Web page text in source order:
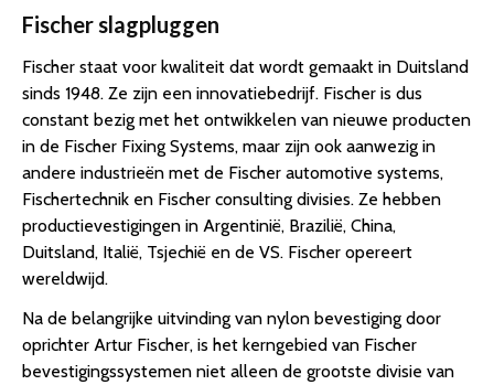
Fischer slagpluggen
Fischer staat voor kwaliteit dat wordt gemaakt in Duitsland
sinds 1948. Ze zijn een innovatiebedrijf. Fischer is dus
constant bezig met het ontwikkelen van nieuwe producten
in de Fischer Fixing Systems, maar zijn ook aanwezig in
andere industrieën met de Fischer automotive systems,
Fischertechnik en Fischer consulting divisies. Ze hebben
productievestigingen in Argentinië, Brazilië, China,
Duitsland, Italië, Tsjechië en de VS. Fischer opereert
wereldwijd.
Na de belangrijke uitvinding van nylon bevestiging door
oprichter Artur Fischer, is het kerngebied van Fischer
bevestigingssystemen niet alleen de grootste divisie van